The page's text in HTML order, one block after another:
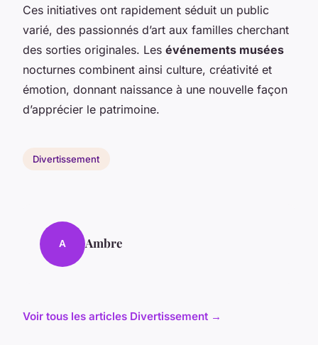
Ces initiatives ont rapidement séduit un public
varié, des passionnés d’art aux familles cherchant
des sorties originales. Les événements musées
nocturnes combinent ainsi culture, créativité et
émotion, donnant naissance à une nouvelle façon
d’apprécier le patrimoine.
Divertissement
A Ambre
Voir tous les articles Divertissement →